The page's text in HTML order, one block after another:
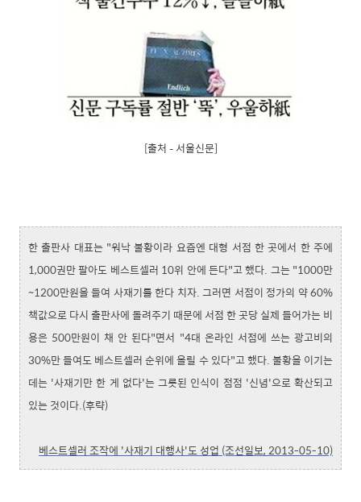
[출처 – 서울신문]
한 출판사 대표는 "워낙 불황이라 요즘엔 대형 서점 한 곳에서 한 주에
1,000권만 팔아도 베스트셀러 10위 안에 든다"고 했다. 그는 "1000만
~1200만원을 들여 사재기를 한다 치자. 그러면 서점이 정가의 약 60%
책값으로 다시 출판사에 돌려주기 때문에 서점 한 곳당 실제 들어가는 비
용은 500만원이 채 안 된다"면서 "4대 온라인 서점에 쓰는 광고비의
30%만 들여도 베스트셀러 순위에 올릴 수 있다"고 했다. 불황을 이기는
데는 '사재기만 한 게 없다'는 그릇된 인식이 점점 '신념'으로 확산되고
있는 것이다.(후략)
베스트셀러 조작에 '사재기 대행사'도 성업 (조선일보, 2013-05-10)